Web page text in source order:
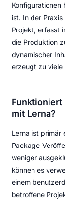
Konfigurationen
ist. In der
Projekt, erfasst
die Produktion
dynamischer
erzeugt zu viele
mit Lerna?
Lerna ist primär
Package-
weniger
können es
einem
betroffene